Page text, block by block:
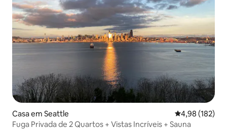
Casa em Seattle Classificação
4,98 (182)
Fuga Privada de 2 Quartos + Vistas Incríveis + Sauna